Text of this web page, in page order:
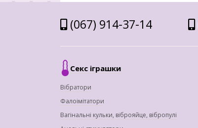
(067) 914-37-14
Секс іграшки
Вібратори
Фалоімітатори
Вагінальні кульки, віброяйце, вібропулі